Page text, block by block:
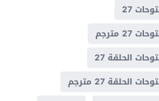
27
مترجم
الحلقة 27
27 مترجم